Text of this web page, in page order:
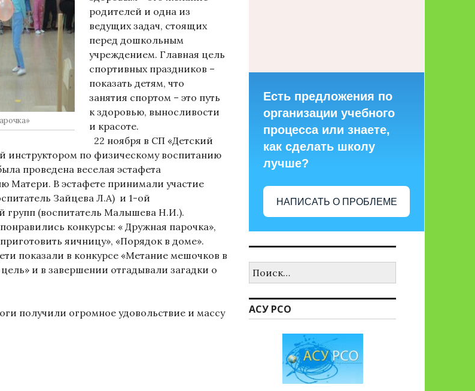
родителей и одна из
ведущих задач, стоящих
перед дошкольным
учреждением. Главная цель
спортивных праздников –
показать детям, что
занятия спортом – это путь
к здоровью, выносливости
и красоте.
22 ноября в СП «Детский
инструктором по физическому воспитанию
проведена веселая эстафета
Матери. В эстафете принимали участие
Зайцева Л.А) и 1-ой
групп (воспитатель Малышева Н.И.).
конкурсы: « Дружная парочка»,
яичницу», «Порядок в доме».
показали в конкурсе «Метание мешочков в
и в завершении отгадывали загадки о
получили огромное удовольствие и массу
эстафета» в детском саду»
Есть предложения по
организации учебного
процесса или знаете,
как сделать школу
лучше?
НАПИСАТЬ О ПРОБЛЕМЕ
АСУ РСО